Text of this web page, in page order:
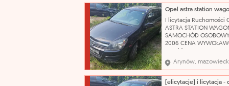
prawa tylna lampa.
sprzęgło. Brak koła
zapasowego, klucza do
podnośnika. Stan
używany OC ważne
I licytacja Ruchomości
ASTRA STATION
SAMOCHÓD
2006 CENA
Pojazd po dłuższym
obecnie wymaga
mechanicznej. W wielu
miejscach liczne rysy
Arynów,